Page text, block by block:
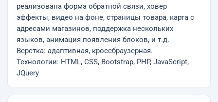
реализована форма обратной связи, ховер
эффекты, видео на фоне, страницы товара, карта с
адресами магазинов, поддержка нескольких
языков, анимация появления блоков, и т.д.
Верстка: адаптивная, кроссбраузерная.
Технологии: HTML, CSS, Bootstrap, PHP, JavaScript,
JQuery